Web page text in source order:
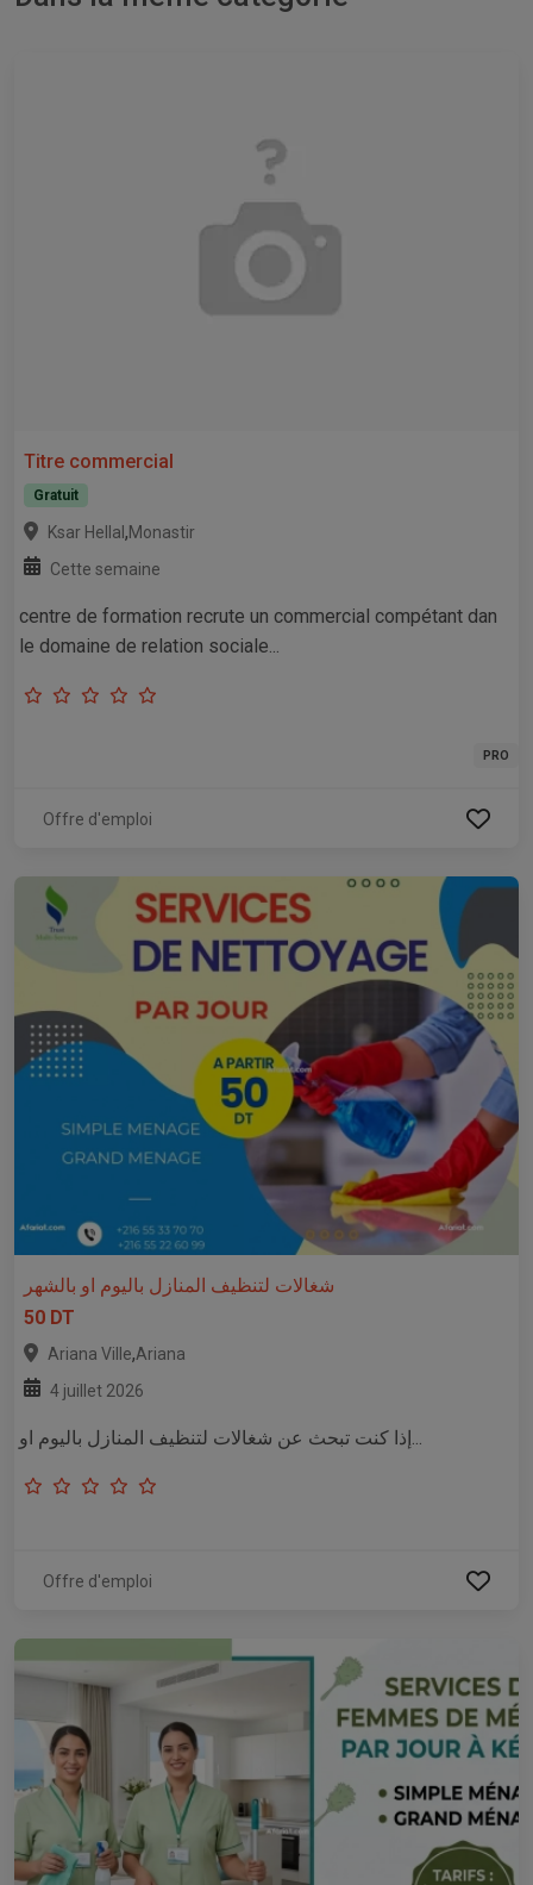
Titre commercial
Gratuit
Ksar Hellal ,Monastir
Cette semaine
centre de formation recrute un commercial compétant dan
le domaine de relation sociale...
PRO
Offre d'emploi
شغالات لتنظيف المنازل باليوم او بالشهر
50 DT
Ariana Ville,Ariana
4 juillet 2026
إذا كنت تبحث عن شغالات لتنظيف المنازل باليوم او...
Offre d'emploi